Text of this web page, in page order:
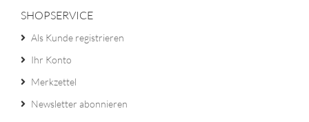
SHOPSERVICE
Als Kunde registrieren
Ihr Konto
Merkzettel
Newsletter abonnieren